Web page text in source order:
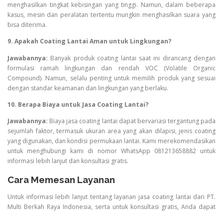
menghasilkan tingkat kebisingan yang tinggi. Namun, dalam beberapa
kasus, mesin dan peralatan tertentu mungkin menghasilkan suara yang
bisa diterima.
9. Apakah Coating Lantai Aman untuk Lingkungan?
Jawabannya: Banyak produk coating lantai saat ini dirancang dengan
formulasi ramah lingkungan dan rendah VOC (Volatile Organic
Compound). Namun, selalu penting untuk memilih produk yang sesuai
dengan standar keamanan dan lingkungan yang berlaku.
10. Berapa Biaya untuk Jasa Coating Lantai?
Jawabannya: Biaya jasa coating lantai dapat bervariasi tergantung pada
sejumlah faktor, termasuk ukuran area yang akan dilapisi, jenis coating
yang digunakan, dan kondisi permukaan lantai. Kami merekomendasikan
untuk menghubungi kami di nomor WhatsApp 081213658882 untuk
informasi lebih lanjut dan konsultasi gratis.
Cara Memesan Layanan
Untuk informasi lebih lanjut tentang layanan jasa coating lantai dari PT.
Multi Berkah Raya Indonesia, serta untuk konsultasi gratis, Anda dapat